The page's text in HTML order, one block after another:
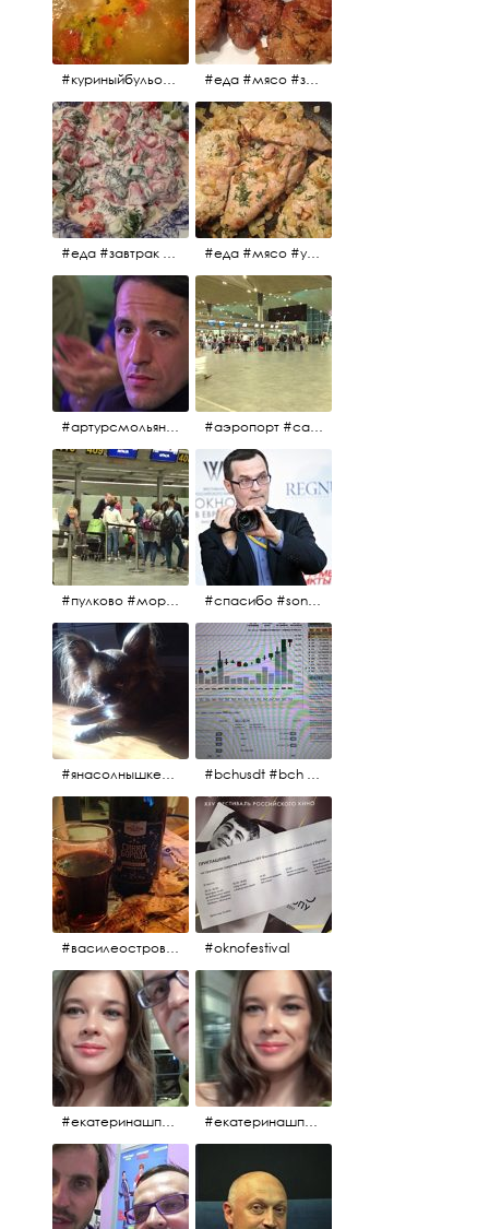
#куриныйбульон #лавровыйлист #помидоры #картофель #чеснок #лук #морковь #приправы #перецдушистый #курица #ужин #еда #сольповкусу #жёлтыйкарри #имбирь #кориандр #кокос #лимонныйсок #оливковоемасло #кумин #кайенскийперец #еда #мясо #завтрак #источниквдохновения #люблюготовить
#еда #завтрак #витамины #помидоры #укроп #огурцы #сметана #салат #еда #мясо #утро #завтрак #едакакисточниквдохновения
#артурсмольянинов @melnikovadsh #artursmolyaninov #аэропорт #санктпетербург #пулково #мореморе #моремолнцепесок #дваночи
#пулково #море #песок #лето #морепесоксолнце #дваночи #спасибо #sony #nikon #oknofestivsl @alex_kurov #aplgallery
#янасолнышкележу #янасолнышкогляжу #чихуахуа #bchusdt #bch #usdt #sell #buy #exchange #markets #bitcoincash #cryptocurrency #pump
#василеостровское #синяяборода #пиво #пивовобла #вобла #рыба #oknofestival
#екатеринашпица #шпица @ekaterinashpitsa #екатеринашпица #шпица @ekaterinashpitsa